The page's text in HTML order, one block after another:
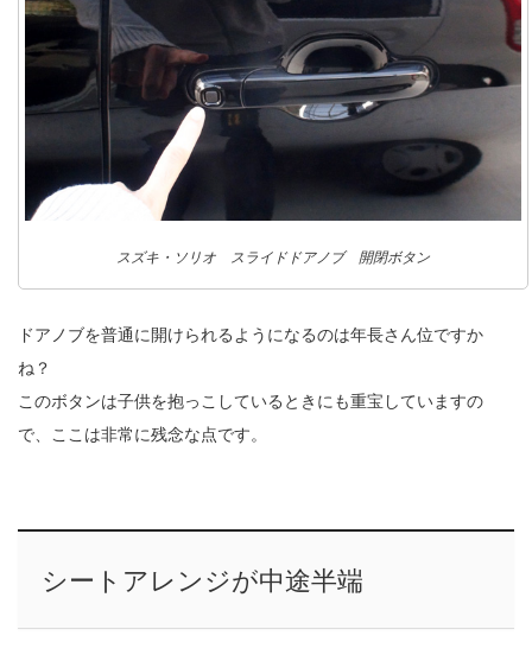
スズキ・ソリオ スライドドアノブ 開閉ボタン
ドアノブを普通に開けられるようになるのは年長さん位ですか
ね？
このボタンは子供を抱っこしているときにも重宝していますの
で、ここは非常に残念な点です。
シートアレンジが中途半端